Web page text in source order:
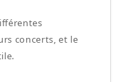
concerts, et le